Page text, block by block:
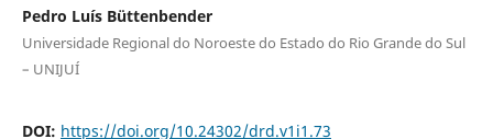
Pedro Luís Büttenbender
Universidade Regional do Noroeste do Estado do Rio Grande do Sul
– UNIJUÍ
DOI: https://doi.org/10.24302/drd.v1i1.73